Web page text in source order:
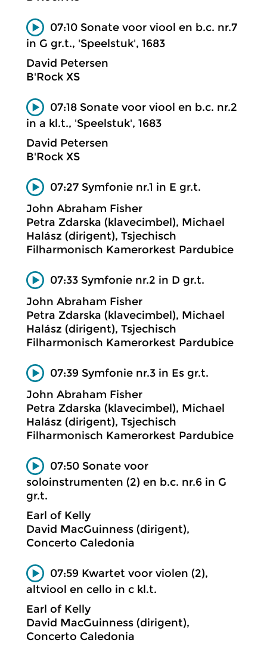
07:10 Sonate voor viool en b.c. nr.7
in G gr.t., 'Speelstuk', 1683
David Petersen
B'Rock XS
07:18 Sonate voor viool en b.c. nr.2
in a kl.t., 'Speelstuk', 1683
David Petersen
B'Rock XS
07:27 Symfonie nr.1 in E gr.t.
John Abraham Fisher
Petra Zdarska (klavecimbel), Michael
Halász (dirigent), Tsjechisch
Filharmonisch Kamerorkest Pardubice
07:33 Symfonie nr.2 in D gr.t.
John Abraham Fisher
Petra Zdarska (klavecimbel), Michael
Halász (dirigent), Tsjechisch
Filharmonisch Kamerorkest Pardubice
07:39 Symfonie nr.3 in Es gr.t.
John Abraham Fisher
Petra Zdarska (klavecimbel), Michael
Halász (dirigent), Tsjechisch
Filharmonisch Kamerorkest Pardubice
07:50 Sonate voor
soloinstrumenten (2) en b.c. nr.6 in G
gr.t.
Earl of Kelly
David MacGuinness (dirigent),
Concerto Caledonia
07:59 Kwartet voor violen (2),
altviool en cello in c kl.t.
Earl of Kelly
David MacGuinness (dirigent),
Concerto Caledonia